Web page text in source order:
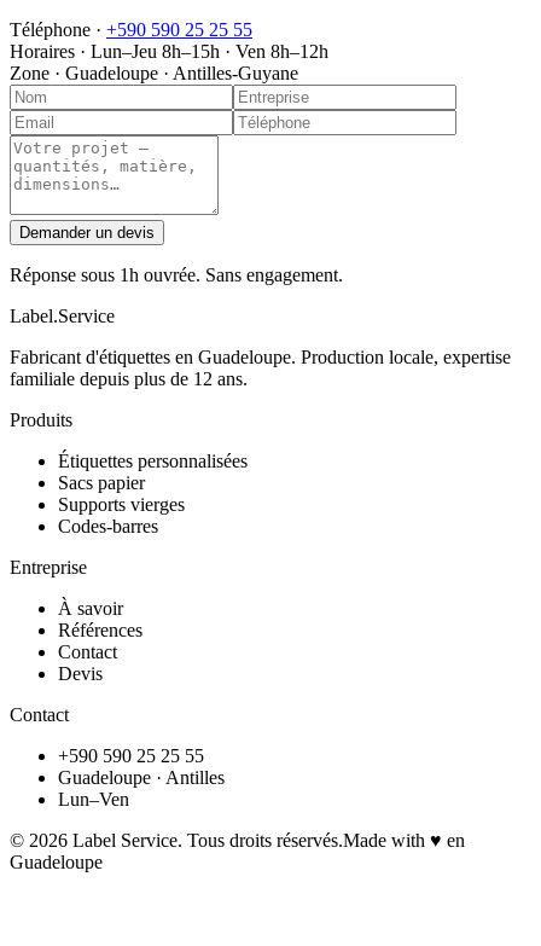
Téléphone · +590 590 25 25 55
Horaires · Lun–Jeu 8h–15h · Ven 8h–12h
Zone · Guadeloupe · Antilles-Guyane
Demander un devis
Réponse sous 1h ouvrée. Sans engagement.
Label.Service
Fabricant d'étiquettes en Guadeloupe. Production locale, expertise
familiale depuis plus de 12 ans.
Produits
Étiquettes personnalisées
Sacs papier
Supports vierges
Codes-barres
Entreprise
À savoir
Références
Contact
Devis
Contact
+590 590 25 25 55
Guadeloupe · Antilles
Lun–Ven
© 2026 Label Service. Tous droits réservés.Made with ♥ en
Guadeloupe